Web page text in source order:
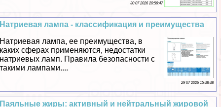
30 07 2026 20:56:47
Натриевая лампа - классификация и преимущества
Натриевая лампа, ее преимущества, в
каких сферах применяются, недостатки
натриевых ламп. Правила безопасности с
такими лампами....
29 07 2026 15:38:38
Паяльные жиры: активный и нейтральный жировой